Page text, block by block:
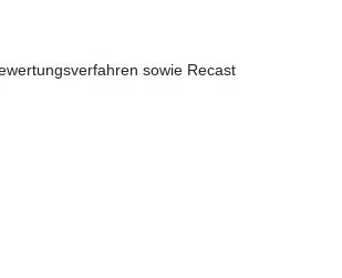
sowie Recast